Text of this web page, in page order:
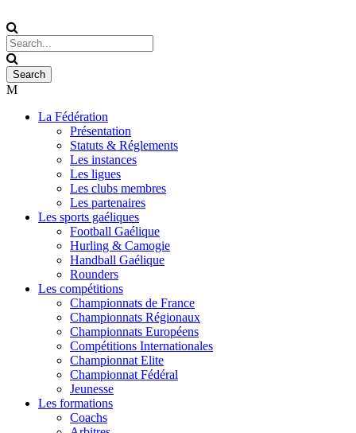
La Fédération
Présentation
Statuts & Réglements
Les instances
Les ligues
Les clubs membres
Les partenaires
Les sports gaéliques
Football Gaélique
Hurling & Camogie
Handball Gaélique
Rounders
Les compétitions
Championnats de France
Championnats Régionaux
Championnats Européens
Compétitions Internationales
Championnat Elite
Championnat Fédéral
Jeunesse
Les formations
Coachs